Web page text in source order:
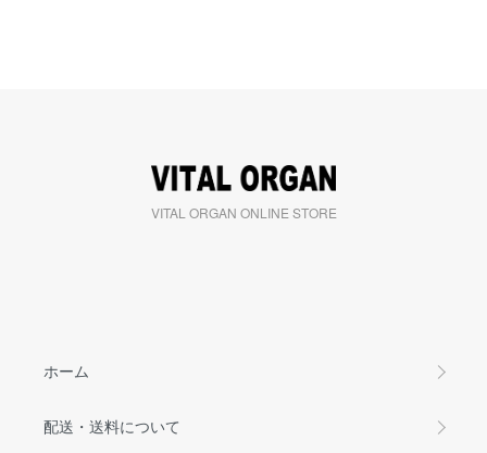
VITAL ORGAN ONLINE STORE
ホーム
配送・送料について